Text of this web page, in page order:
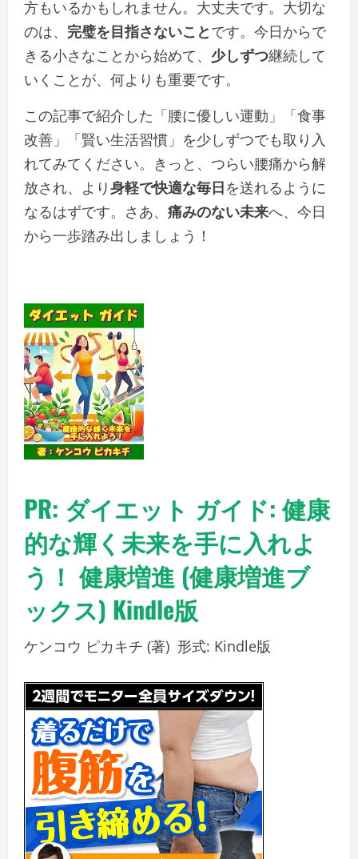
方もいるかもしれません。大丈夫です。大切な
のは、 完璧を目指さないことです。今日からで
きる小さなことから始めて、 少しずつ継続して
いくことが、何よりも重要です。
この記事で紹介した「腰に優しい運動」「食事
改善」「賢い生活習慣」を少しずつでも取り入
れてみてください。きっと、つらい腰痛から解
放され、より身軽で快適な毎日を送れるように
なるはずです。さあ、 痛みのない未来へ、今日
から一歩踏み出しましょう！
PR: ダイエット ガイド: 健康
的な輝く未来を手に入れよ
う！ 健康増進 (健康増進ブ
ックス) Kindle版
ケンコウ ピカキチ (著) 形式: Kindle版